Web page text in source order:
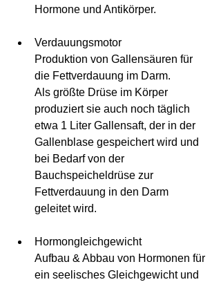
Hormone und Antikörper.
Produktion von Gallensäuren für
die Fettverdauung im Darm.
Als größte Drüse im Körper
produziert sie auch noch täglich
etwa 1 Liter Gallensaft, der in der
Gallenblase gespeichert wird und
bei Bedarf von der
Bauchspeicheldrüse zur
Fettverdauung in den Darm
geleitet wird.
Aufbau & Abbau von Hormonen für
ein seelisches Gleichgewicht und